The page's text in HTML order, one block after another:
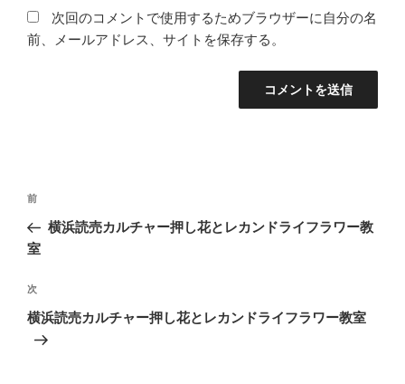
次回のコメントで使用するためブラウザーに自分の名
前、メールアドレス、サイトを保存する。
投
ナ
ゲ
ー
シ
前
の
投
前
横浜読売カルチャー押し花とレカンドライフラワー教
室
次
の
次
横浜読売カルチャー押し花とレカンドライフラワー教室